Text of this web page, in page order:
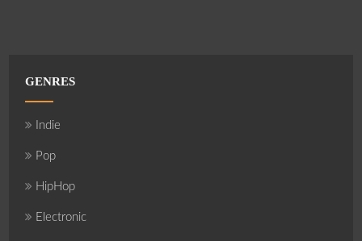
GENRES
Indie
Pop
HipHop
Electronic